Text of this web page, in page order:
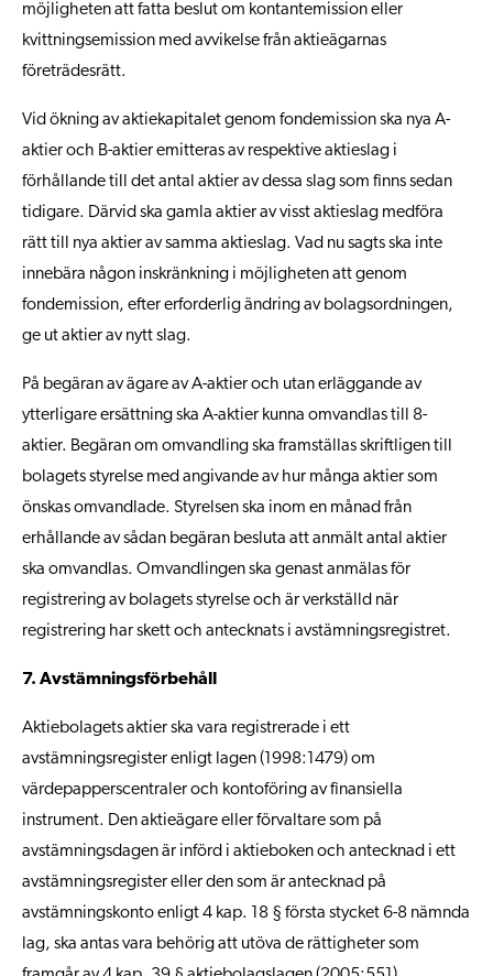
möjligheten att fatta beslut om kontantemission eller
kvittningsemission med avvikelse från aktieägarnas
företrädesrätt.
Vid ökning av aktiekapitalet genom fondemission ska nya A-
aktier och B-aktier emitteras av respektive aktieslag i
förhållande till det antal aktier av dessa slag som finns sedan
tidigare. Därvid ska gamla aktier av visst aktieslag medföra
rätt till nya aktier av samma aktieslag. Vad nu sagts ska inte
innebära någon inskränkning i möjligheten att genom
fondemission, efter erforderlig ändring av bolagsordningen,
ge ut aktier av nytt slag.
På begäran av ägare av A-aktier och utan erläggande av
ytterligare ersättning ska A-aktier kunna omvandlas till 8-
aktier. Begäran om omvandling ska framställas skriftligen till
bolagets styrelse med angivande av hur många aktier som
önskas omvandlade. Styrelsen ska inom en månad från
erhållande av sådan begäran besluta att anmält antal aktier
ska omvandlas. Omvandlingen ska genast anmälas för
registrering av bolagets styrelse och är verkställd när
registrering har skett och antecknats i avstämningsregistret.
7. Avstämningsförbehåll
Aktiebolagets aktier ska vara registrerade i ett
avstämningsregister enligt lagen (1998:1479) om
värdepapperscentraler och kontoföring av finansiella
instrument. Den aktieägare eller förvaltare som på
avstämningsdagen är införd i aktieboken och antecknad i ett
avstämningsregister eller den som är antecknad på
avstämningskonto enligt 4 kap. 18 § första stycket 6-8 nämnda
lag, ska antas vara behörig att utöva de rättigheter som